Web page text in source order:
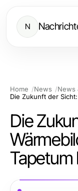
N
Home News
News
Die
Tapetum